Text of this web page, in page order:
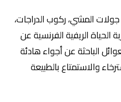
المشي، ركوب الدراجات،
الحياة الريفية الفرنسية عن
الباحثة عن أجواء هادئة
والاستمتاع بالطبيعة